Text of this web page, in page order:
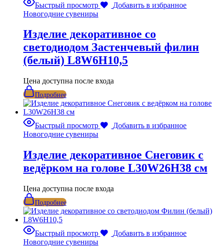
Быстрый просмотр
Добавить в избранное
Новогодние сувениры
Изделие декоративное со
светодиодом Застенчевый филин
(белый) L8W6H10,5
Цена доступна после входа
Подробнее
Быстрый просмотр
Добавить в избранное
Новогодние сувениры
Изделие декоративное Снеговик с
ведёрком на голове L30W26H38 см
Цена доступна после входа
Подробнее
Быстрый просмотр
Добавить в избранное
Новогодние сувениры